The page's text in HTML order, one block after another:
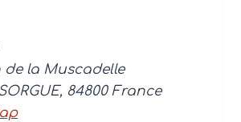
de la Muscadelle
, 84800 France